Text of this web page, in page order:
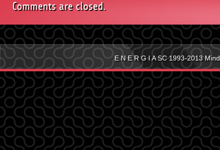
Comments are closed.
E N E R G I A SC 1993-2013